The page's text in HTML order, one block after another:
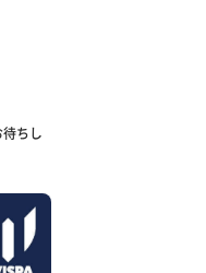
ちし